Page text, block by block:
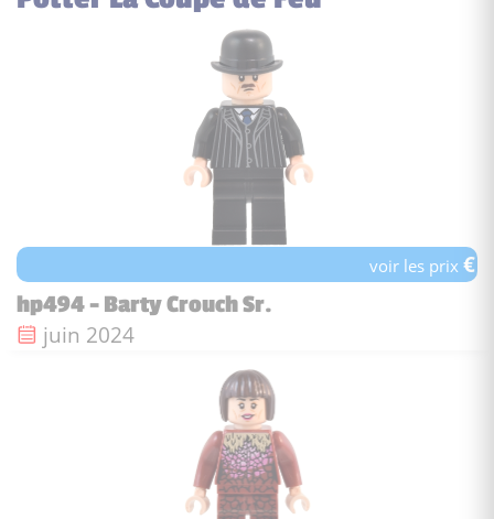
voir les prix€
hp494 - Barty Crouch Sr.
Date de sortie :
juin 2024